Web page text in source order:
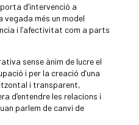
d’intervenció a
més un model
i l’afectivitat com a parts
sense ànim de lucre el
i per la creació d’una
i transparent,
d’entendre les relacions i
parlem de canvi de